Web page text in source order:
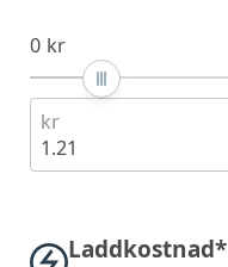
0 kr
kr
1.21
Laddkostnad*